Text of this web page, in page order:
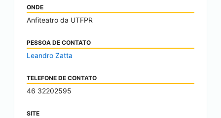
ONDE
Anfiteatro da UTFPR
PESSOA DE CONTATO
Leandro Zatta
TELEFONE DE CONTATO
46 32202595
SITE